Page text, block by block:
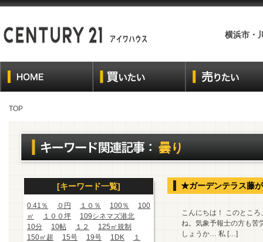
横浜市・
TOP
曇り
[キーワード一覧]
0.41％ ０円 １０％ 100％
100
㎡
１００坪
109シネマズ港北
10分
10帖 １２
125㎡規制
150㎡超
15号 19号 1DK
１
★ガーデンテラス藤
こんにちは！ このとこ
ね。気象予報士の方も苦
しょうか… 私 […]